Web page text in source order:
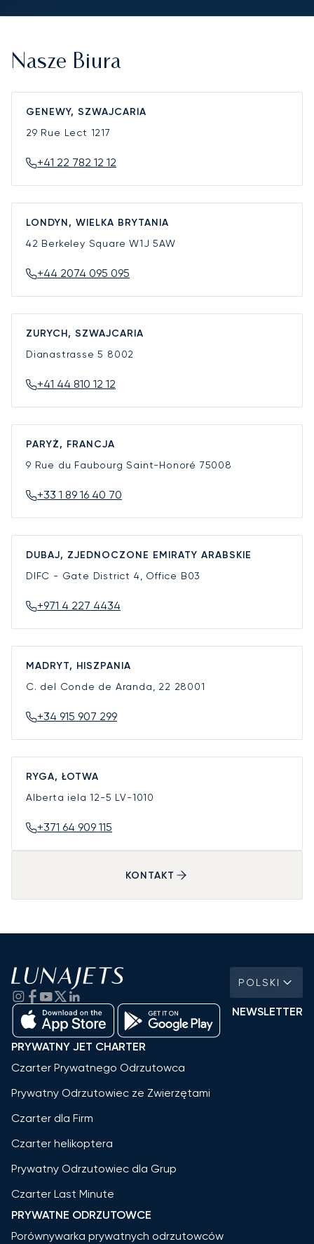
Nasze Biura
GENEWY, SZWAJCARIA
29 Rue Lect 1217
+41 22 782 12 12
LONDYN, WIELKA BRYTANIA
42 Berkeley SquareW1J 5AW
+44 2074 095 095
ZURYCH, SZWAJCARIA
Dianastrasse 5 8002
+41 44 810 12 12
PARYŻ, FRANCJA
9 Rue du Faubourg Saint-Honoré 75008
+33 1 89 16 40 70
DUBAJ, ZJEDNOCZONE EMIRATY ARABSKIE
DIFC - Gate District 4, Office B03
+971 4 227 4434
MADRYT, HISZPANIA
C. del Conde de Aranda, 22 28001
+34 915 907 299
RYGA, ŁOTWA
Alberta iela 12-5 LV-1010
+371 64 909 115
KONTAKT
POLSKI
NEWSLETTER
PRYWATNY JET CHARTER
Czarter Prywatnego Odrzutowca
Prywatny Odrzutowiec ze Zwierzętami
Czarter dla Firm
Czarter helikoptera
Prywatny Odrzutowiec dla Grup
Czarter Last Minute
PRYWATNE ODRZUTOWCE
Porównywarka prywatnych odrzutowców